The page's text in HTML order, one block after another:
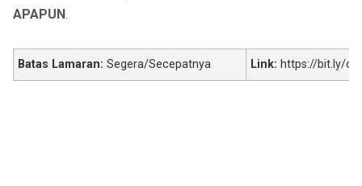
APAPUN.
Batas Lamaran: Segera/Secepatnya Link: https://bit.ly/